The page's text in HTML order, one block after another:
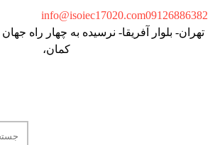
09126886382
info@isoiec17020.com
تهران- بلوار آفریقا- نرسیده به چهار راه
کمان،